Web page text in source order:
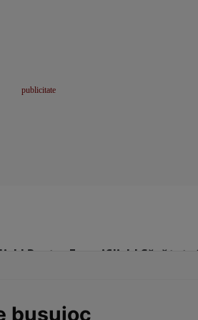
Pentru FemeiClick! Sănătate
busuioc